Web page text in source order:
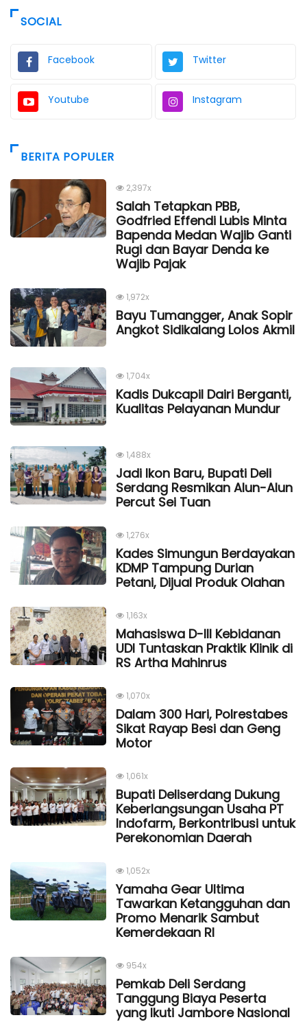
SOCIAL
Facebook Twitter
Youtube Instagram
BERITA POPULER
2,397x
Salah Tetapkan PBB,
Godfried Effendi Lubis Minta
Bapenda Medan Wajib Ganti
Rugi dan Bayar Denda ke
Wajib Pajak
1,972x
Bayu Tumangger, Anak Sopir
Angkot Sidikalang Lolos Akmil
1,704x
Kadis Dukcapil Dairi Berganti,
Kualitas Pelayanan Mundur
1,488x
Jadi Ikon Baru, Bupati Deli
Serdang Resmikan Alun-Alun
Percut Sei Tuan
1,276x
Kades Simungun Berdayakan
KDMP Tampung Durian
Petani, Dijual Produk Olahan
1,163x
Mahasiswa D-III Kebidanan
UDI Tuntaskan Praktik Klinik di
RS Artha Mahinrus
1,070x
Dalam 300 Hari, Polrestabes
Sikat Rayap Besi dan Geng
Motor
1,061x
Bupati Deliserdang Dukung
Keberlangsungan Usaha PT
Indofarm, Berkontribusi untuk
Perekonomian Daerah
1,052x
Yamaha Gear Ultima
Tawarkan Ketangguhan dan
Promo Menarik Sambut
Kemerdekaan Rl
954x
Pemkab Deli Serdang
Tanggung Biaya Peserta
yang Ikuti Jambore Nasional